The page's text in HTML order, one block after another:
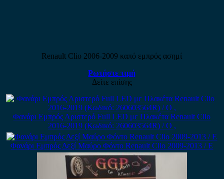
Renault Clio 2006-2009 καπό εμπρός ασημί
Ρωτήστε τιμή
Δείτε επίσης
Φανάρι Εμπρός Αριστερό Full LED με Πλακέτα Renault Clio
2016-2019 (Κωδικό: 260603564R) / Ο ,
Φανάρι Εμπρός Δεξί Μαύρο Φόντο Renault Clio 2009-2013 / Ε